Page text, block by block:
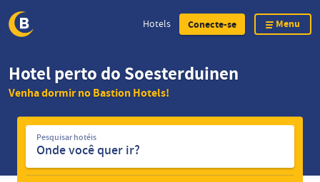
main
Hotels Conecte-se Menu
Hotel perto do Soesterduinen
Venha dormir no Bastion Hotels!
Pesquisar
hotéisPesquisar hotéis